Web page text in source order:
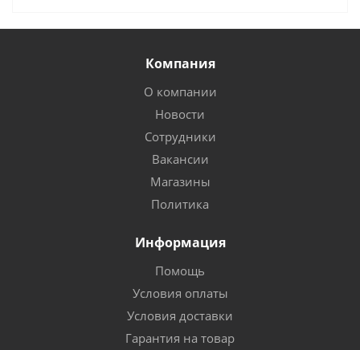
Компания
О компании
Новости
Сотрудники
Вакансии
Магазины
Политика
Информация
Помощь
Условия оплаты
Условия доставки
Гарантия на товар